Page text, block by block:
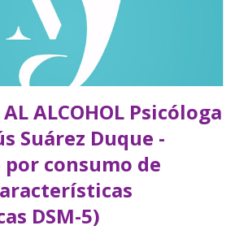
ALCOHOL Psicóloga
Suárez Duque -
consumo de
DSM-5)